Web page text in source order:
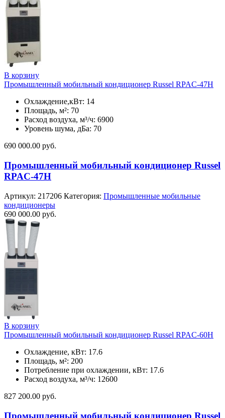
В корзину
Промышленный мобильный кондиционер Russel RPAC-47H
Охлаждение,кВт: 14
Площадь, м²: 70
Расход воздуха, м³/ч: 6900
Уровень шума, дБа: 70
690 000.00 руб.
Промышленный мобильный кондиционер Russel
RPAC-47H
Артикул: 217206 Категория: Промышленные мобильные
кондиционеры
690 000.00 руб.
В корзину
Промышленный мобильный кондиционер Russel RPAC-60H
Охлаждение, кВт: 17.6
Площадь, м²: 200
Потребление при охлаждении, кВт: 17.6
Расход воздуха, м³/ч: 12600
827 200.00 руб.
Промышленный мобильный кондиционер Russel